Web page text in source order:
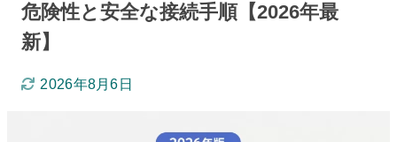
危険性と安全な接続手順【2026年最
新】
2026年8月6日